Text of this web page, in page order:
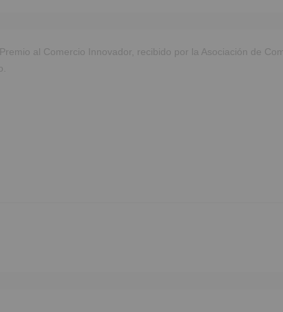
al Comercio Innovador, recibido por la Asociación de